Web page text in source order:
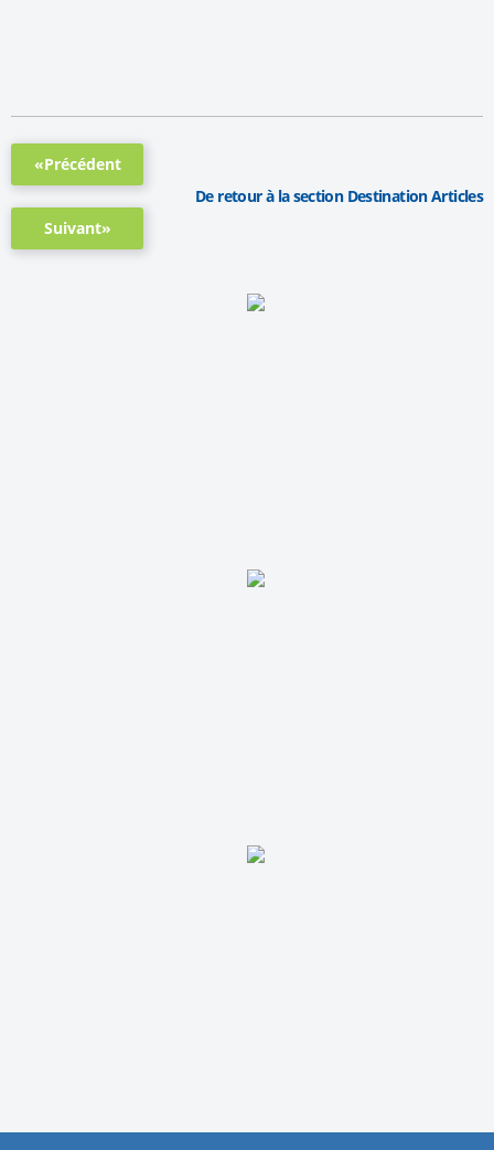
«Précédent
Suivant»
De retour à la section Destination Articles